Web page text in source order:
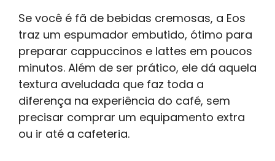
Se você é fã de bebidas cremosas, a Eos
traz um espumador embutido, ótimo para
preparar cappuccinos e lattes em poucos
minutos. Além de ser prático, ele dá aquela
textura aveludada que faz toda a
diferença na experiência do café, sem
precisar comprar um equipamento extra
ou ir até a cafeteria.